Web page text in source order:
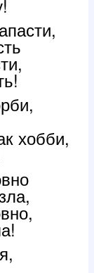
хобби,